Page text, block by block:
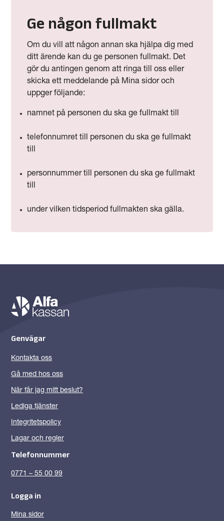
Ge någon fullmakt
Om du vill att någon annan ska hjälpa dig med
ditt ärende kan du ge personen fullmakt. Det
gör du antingen genom att ringa till oss eller
skicka ett meddelande på Mina sidor och
uppger följande:
namnet på personen du ska ge fullmakt till
telefonnumret till personen du ska ge fullmakt
till
personnummer till personen du ska ge fullmakt
till
under vilken tidsperiod fullmakten ska gälla.
Genvägar
Kontakta oss
Gå med hos oss
När får jag mitt beslut?
Lediga tjänster
Integritetspolicy
Lagar och regler
Telefonnummer
0771 – 55 00 99
Logga in
Mina sidor